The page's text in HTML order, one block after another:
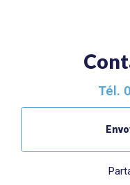
Tél.